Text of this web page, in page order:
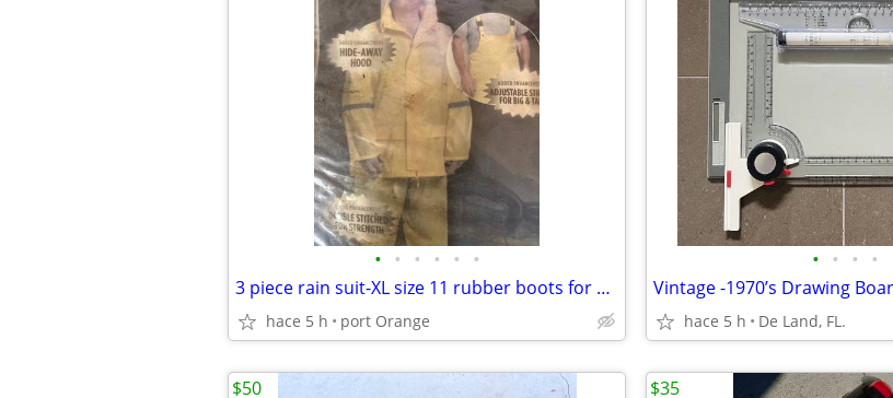
• • • • • •
3 piece rain suit-XL size 11 rubber boots for over shoes
hace 5 h port Orange
• • • •
hace 5 h De Land, FL.
$50 $35